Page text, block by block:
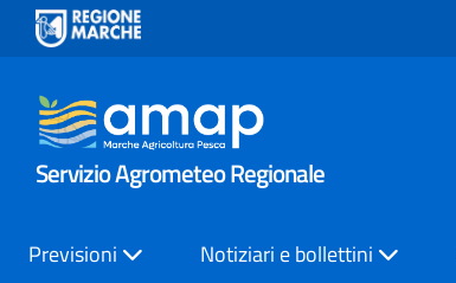
Servizio Agrometeo Regionale
Previsioni Notiziari e bollettini